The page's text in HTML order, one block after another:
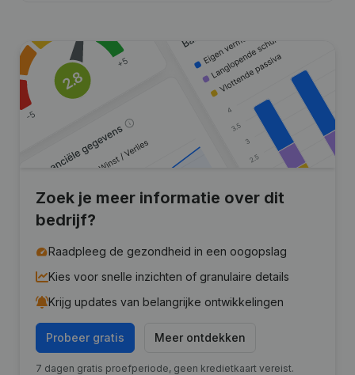
Zoek je meer informatie over dit
bedrijf?
Raadpleeg de gezondheid in een oogopslag
Kies voor snelle inzichten of granulaire details
Krijg updates van belangrijke ontwikkelingen
Probeer gratis Meer ontdekken
7 dagen gratis proefperiode, geen kredietkaart vereist.